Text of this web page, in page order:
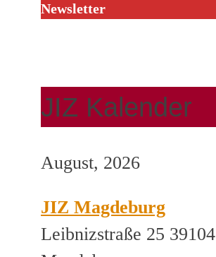
Newsletter
JIZ Kalender
August, 2026
JIZ Magdeburg
Leibnizstraße 25 39104